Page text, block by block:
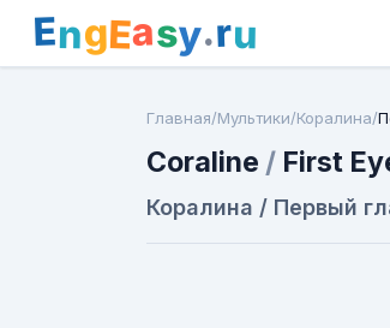
EngEasy.ru
Главная/Мультики/Коралина/
Coraline / First
Коралина / Первый